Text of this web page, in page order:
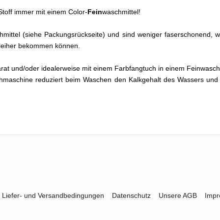
immer mit einem Color-Feinwaschmittel!
(siehe Packungsrückseite) und sind weniger
bekommen können.
und/oder idealerweise mit einem Farbfangtuch in einem
reduziert beim Waschen den Kalkgehalt des Wassers
Liefer- und Versandbedingungen Datenschutz Unsere AGB